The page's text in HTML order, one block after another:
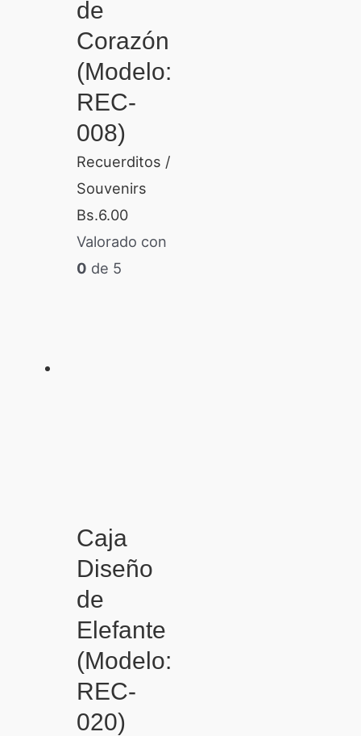
de
Corazón
(Modelo:
REC-
008)
Recuerditos /
Souvenirs
Bs.6.00
Valorado con
0 de 5
Caja
Diseño
de
Elefante
(Modelo:
REC-
020)